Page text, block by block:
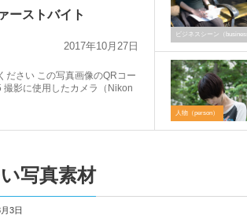
ーストバイト
2017年10月27日
ださい この写真画像のQRコー
撮影に使用したカメラ（Nikon
ビジネスシーン（
人物（person）
写真素材
3日